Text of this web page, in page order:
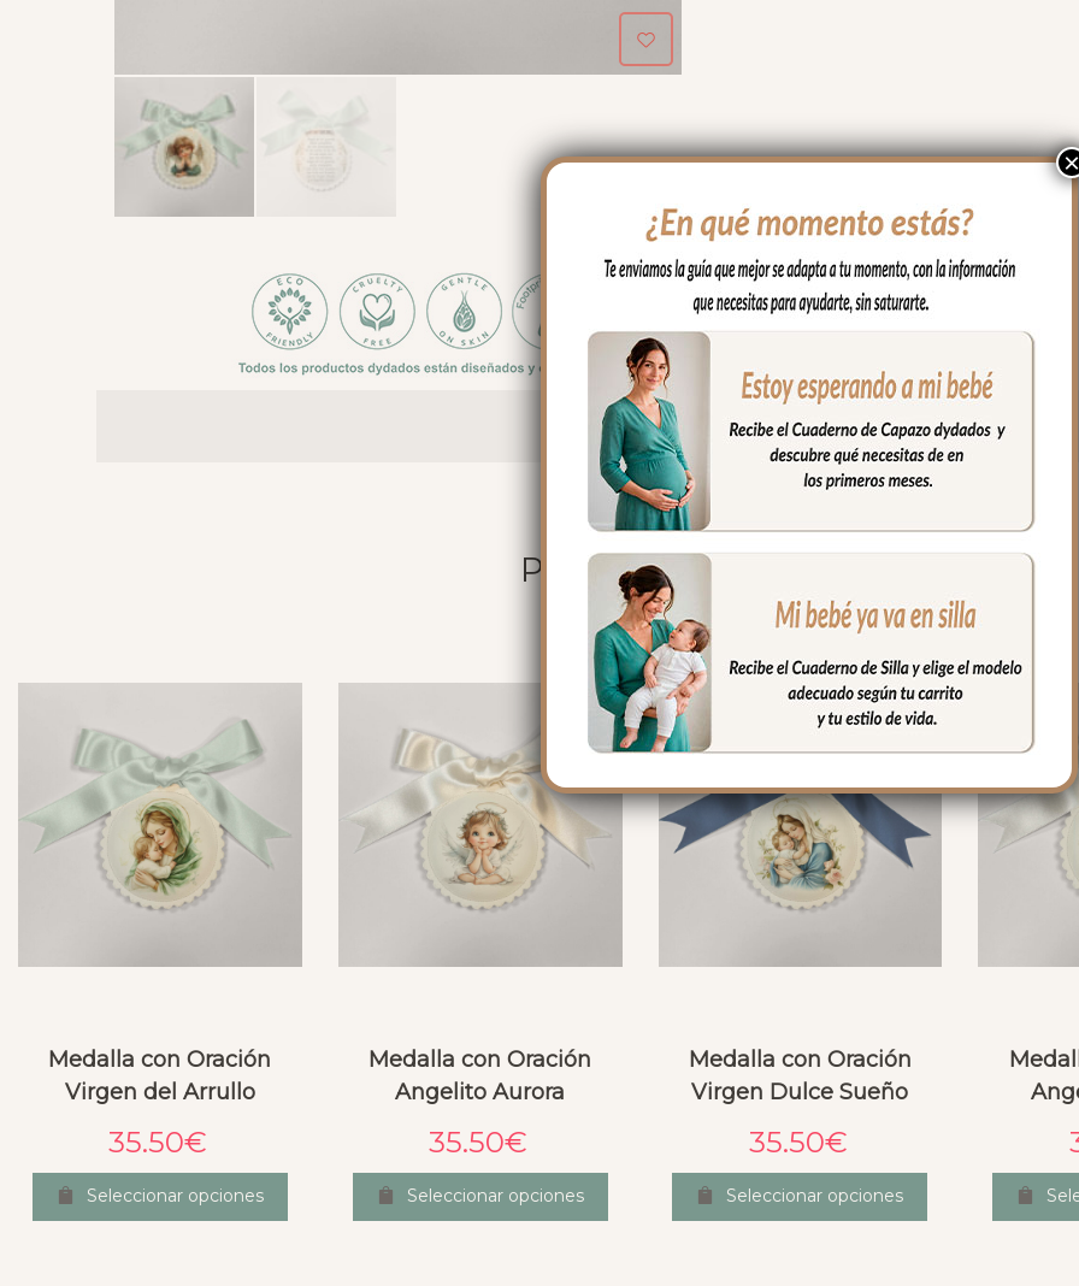
PRODUCTOS RELACIONADOS
Medalla con Oración
Virgen del Arrullo
35.50€
Seleccionar opciones
Medalla con Oración
Angelito Aurora
35.50€
Seleccionar opciones
Medalla con Oración
Virgen Dulce Sueño
35.50€
Seleccionar opciones
×